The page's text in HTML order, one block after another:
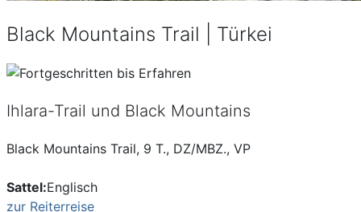
Black Mountains Trail | Türkei
Ihlara-Trail und Black Mountains
Black Mountains Trail, 9 T., DZ/MBZ., VP
Sattel:Englisch
zur Reiterreise